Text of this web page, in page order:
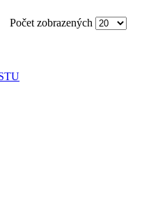
Počet zobrazených